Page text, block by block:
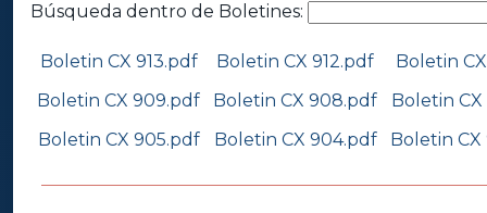
Búsqueda dentro de Boletines:
Boletin CX 913.pdf Boletin CX 912.pdf
Boletin
Boletin CX 909.pdf
Boletin CX 908.pdf
Boletin
Boletin CX 905.pdf
Boletin CX 904.pdf Boletin